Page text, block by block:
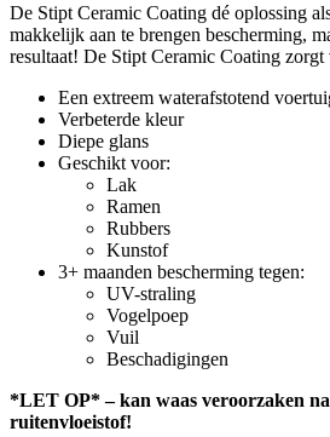
De Stipt Ceramic Coating dé oplossing
makkelijk aan te brengen bescherming,
resultaat! De Stipt Ceramic Coating zorgt
Een extreem waterafstotend
Verbeterde kleur
Diepe glans
Geschikt voor:
Lak
Ramen
Rubbers
Kunstof
3+ maanden bescherming tegen:
UV-straling
Vogelpoep
Vuil
Beschadigingen
*LET OP* – kan waas veroorzaken
ruitenvloeistof!